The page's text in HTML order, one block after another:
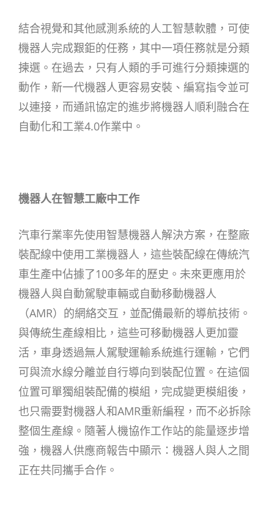
結合視覺和其他感測系統的人工智慧軟體，可使
機器人完成艱鉅的任務，其中一項任務就是分類
揀選。在過去，只有人類的手可進行分類揀選的
動作，新一代機器人更容易安裝、編寫指令並可
以連接，而通訊協定的進步將機器人順利融合在
自動化和工業4.0作業中。
機器人在智慧工廠中工作
汽車行業率先使用智慧機器人解決方案，在整廠
裝配線中使用工業機器人，這些裝配線在傳統汽
車生產中佔據了100多年的歷史。未來更應用於
機器人與自動駕駛車輛或自動移動機器人
（AMR）的網絡交互，並配備最新的導航技術。
與傳統生產線相比，這些可移動機器人更加靈
活，車身透過無人駕駛運輸系統進行運輸，它們
可與流水線分離並自行導向到裝配位置。在這個
位置可單獨組裝配備的模組，完成變更模組後，
也只需要對機器人和AMR重新編程，而不必拆除
整個生產線。隨著人機協作工作站的能量逐步增
強，機器人供應商報告中顯示：機器人與人之間
正在共同攜手合作。